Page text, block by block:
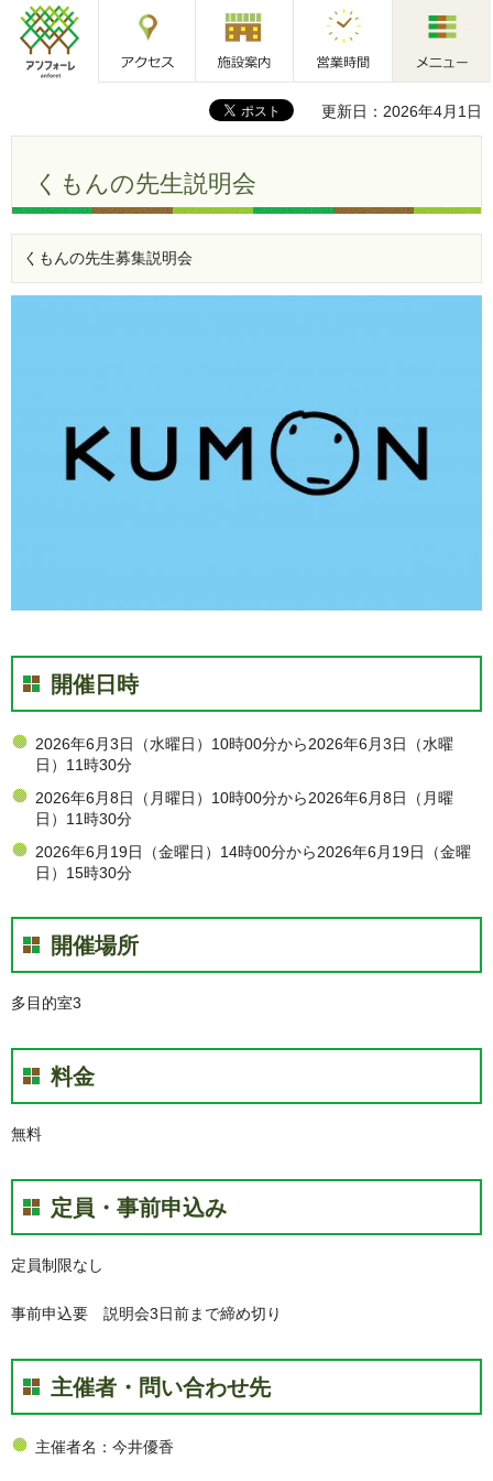
アンフォーレ 施設案内 営業時間
更新日：2026年4月1日
くもんの先生説明会
くもんの先生募集説明会
開催日時
2026年6月3日（水曜日）10時00分から2026年6月3日（水曜
日）11時30分
2026年6月8日（月曜日）10時00分から2026年6月8日（月曜
日）11時30分
2026年6月19日（金曜日）14時00分から2026年6月19日（金曜
日）15時30分
開催場所
多目的室3
料金
無料
定員・事前申込み
定員制限なし
事前申込要 説明会3日前まで締め切り
主催者・問い合わせ先
主催者名：今井優香